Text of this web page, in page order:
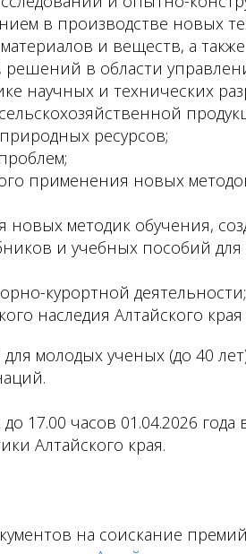
в производстве новых
и веществ, а
решений в области
научных и технических
ресурсов;
применения новых
методик обучения,
и учебных пособий для
курортной деятельности;
наследия Алтайского
молодых ученых (до 40
17.00 часов 01.04.2026
Алтайского края.
на соискание